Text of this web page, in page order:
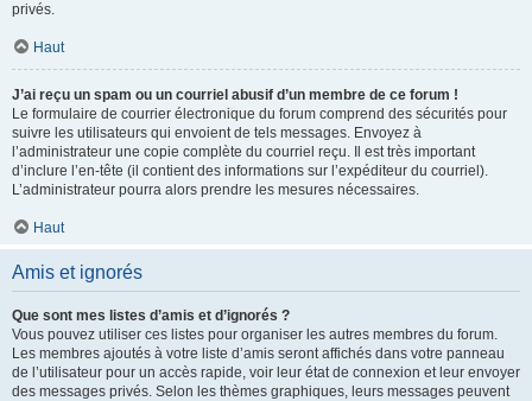
privés.
Haut
J’ai reçu un spam ou un courriel abusif d’un membre de ce forum !
Le formulaire de courrier électronique du forum comprend des sécurités pour
suivre les utilisateurs qui envoient de tels messages. Envoyez à
l’administrateur une copie complète du courriel reçu. Il est très important
d’inclure l’en-tête (il contient des informations sur l’expéditeur du courriel).
L’administrateur pourra alors prendre les mesures nécessaires.
Haut
Amis et ignorés
Que sont mes listes d’amis et d’ignorés ?
Vous pouvez utiliser ces listes pour organiser les autres membres du forum.
Les membres ajoutés à votre liste d’amis seront affichés dans votre panneau
de l’utilisateur pour un accès rapide, voir leur état de connexion et leur envoyer
des messages privés. Selon les thèmes graphiques, leurs messages peuvent